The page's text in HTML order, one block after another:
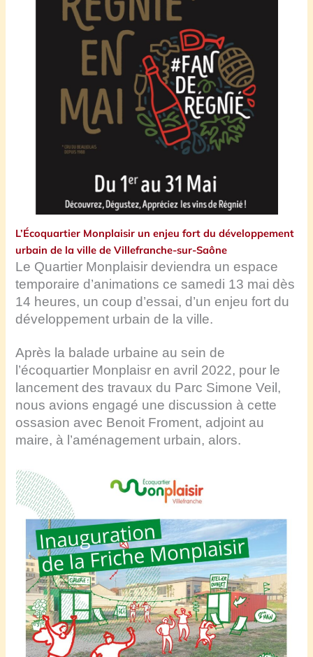
L’Écoquartier Monplaisir un enjeu fort du développement
urbain de la ville de Villefranche-sur-Saône
Le Quartier Monplaisir deviendra un espace
temporaire d’animations ce samedi 13 mai dès
14 heures, un coup d’essai, d’un enjeu fort du
développement urbain de la ville.
Après la balade urbaine au sein de
l’écoquartier Monplaisr en avril 2022, pour le
lancement des travaux du Parc Simone Veil,
nous avions engagé une discussion à cette
ossasion avec Benoit Froment, adjoint au
maire, à l’aménagement urbain, alors.